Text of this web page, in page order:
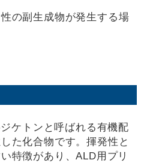
の副生成物が発生する場
ケトンと呼ばれる有機配
た化合物です。揮発性と
特徴があり、ALD用プリ